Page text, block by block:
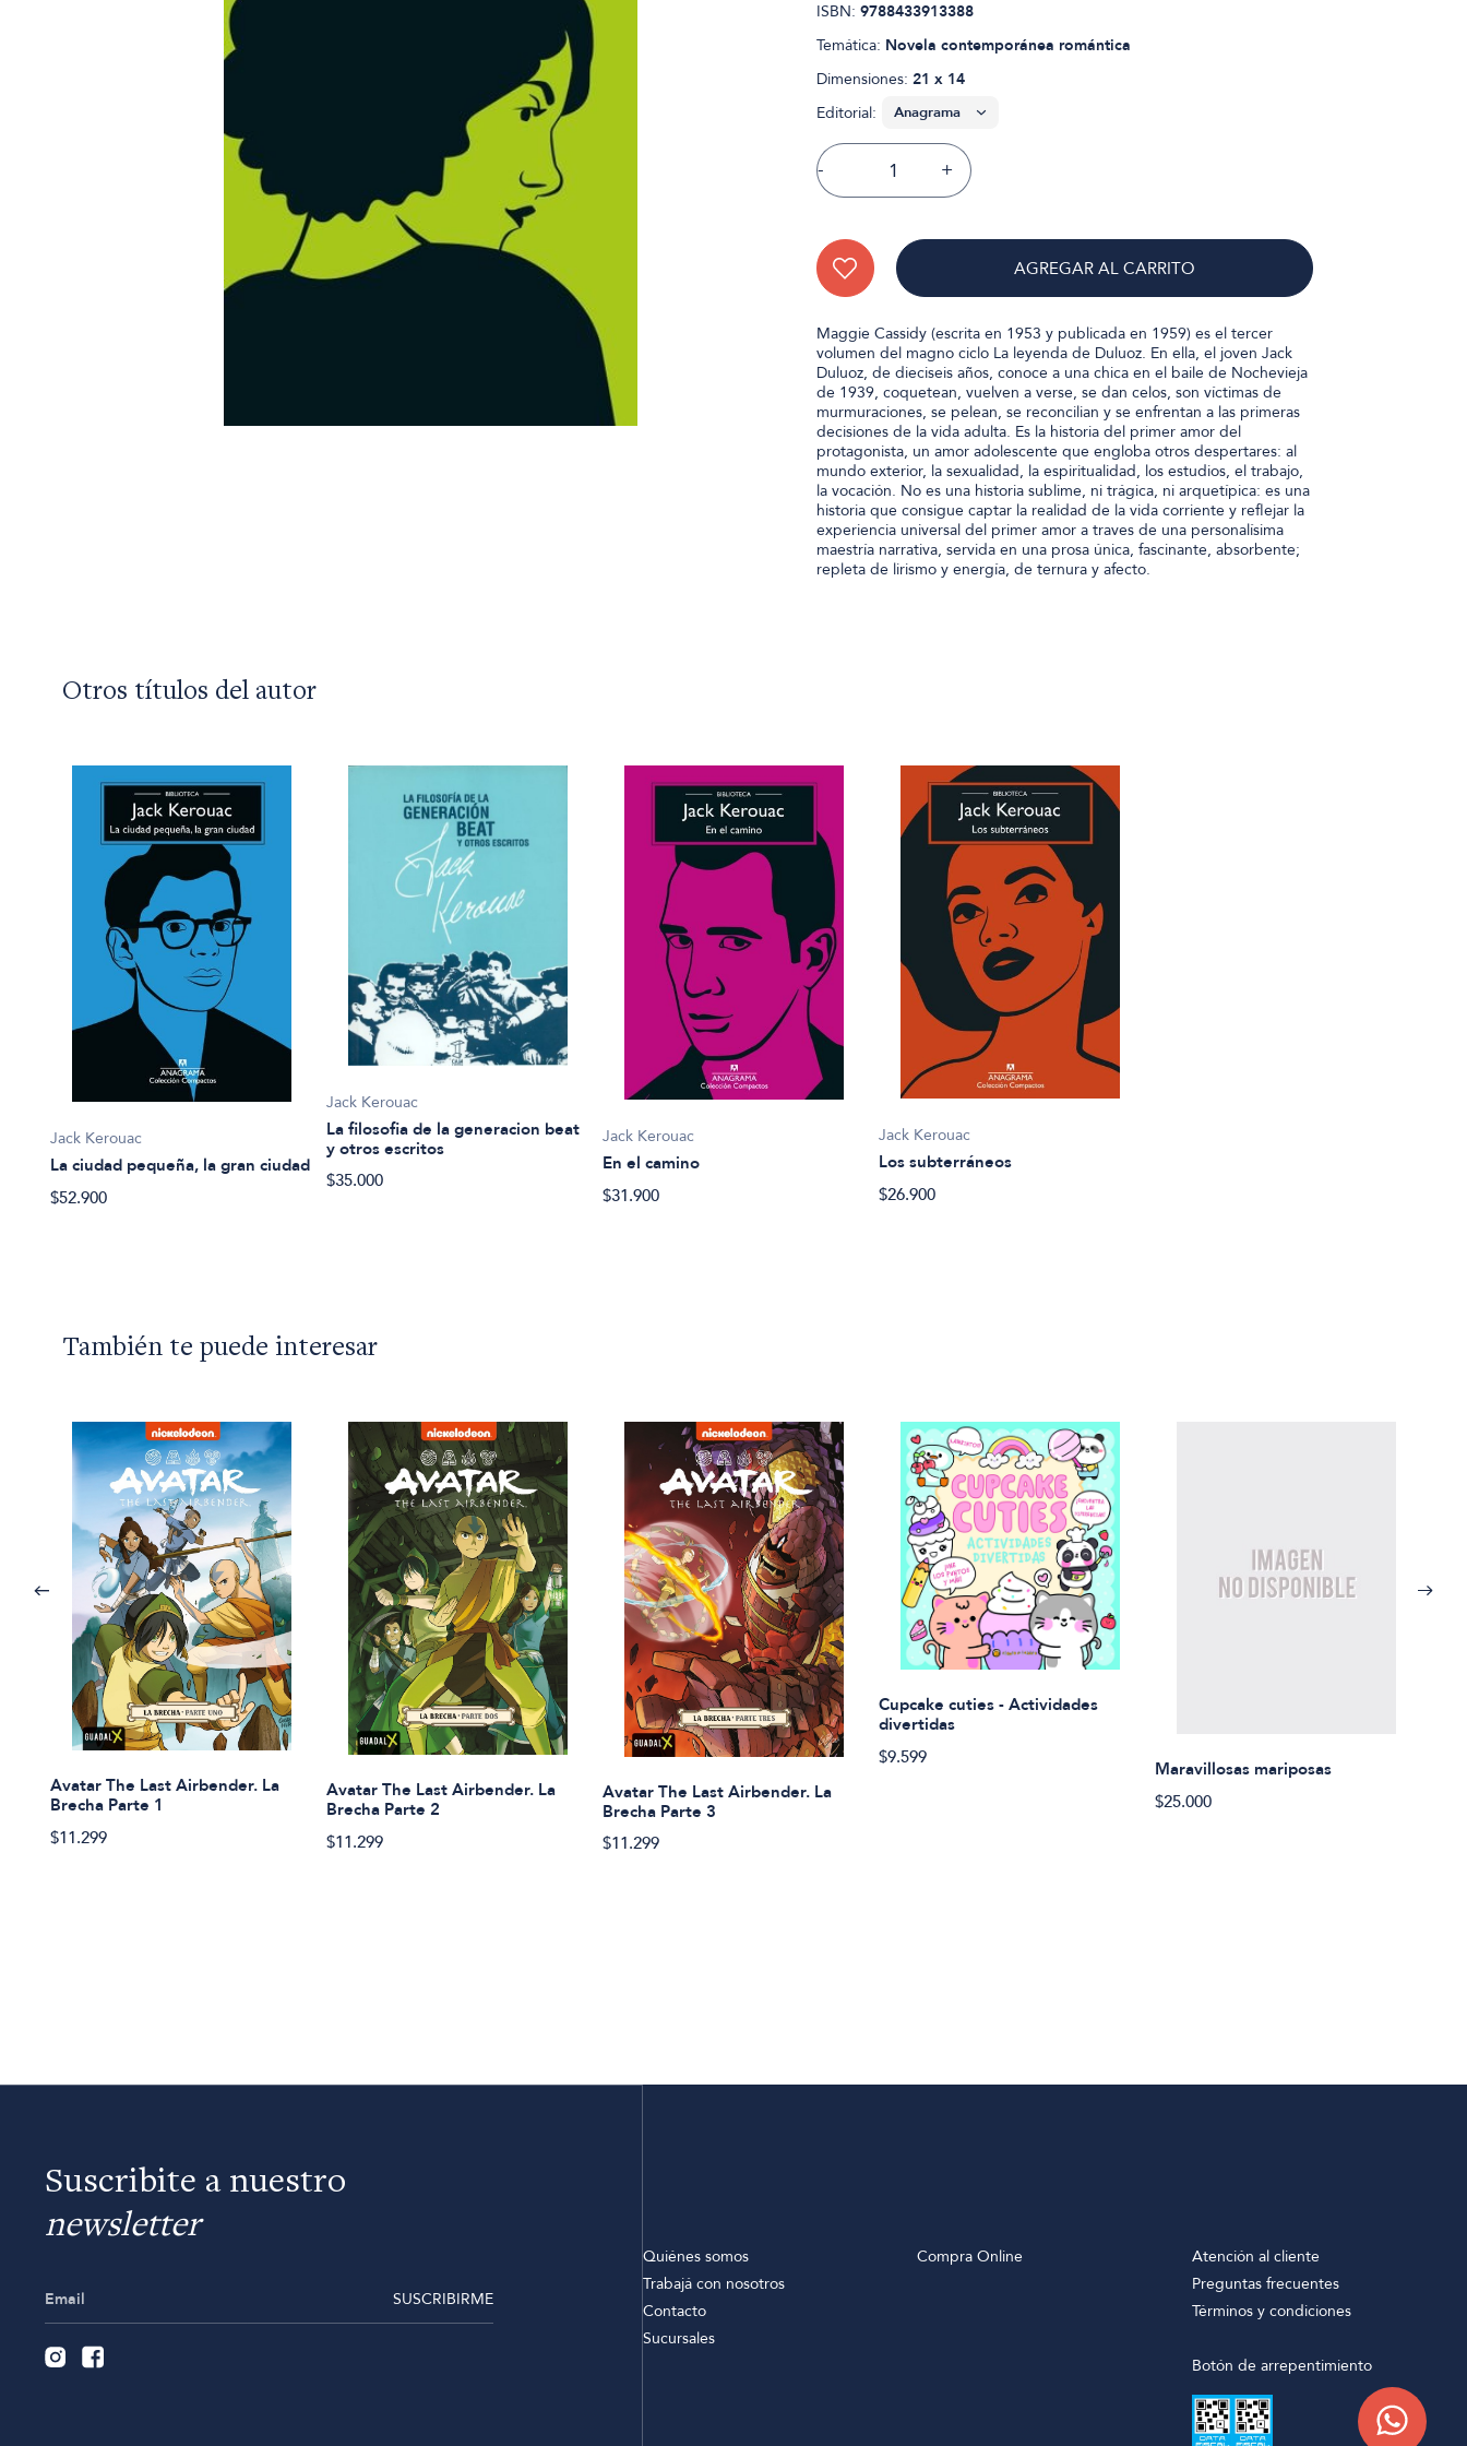
ISBN: 9788433913388
Temática: Novela contemporánea romántica
Dimensiones: 21 x 14
Editorial:
- +
AGREGAR AL CARRITO
Maggie Cassidy (escrita en 1953 y publicada en 1959) es el tercer
volumen del magno ciclo La leyenda de Duluoz. En ella, el joven Jack
Duluoz, de dieciseis años, conoce a una chica en el baile de Nochevieja
de 1939, coquetean, vuelven a verse, se dan celos, son víctimas de
murmuraciones, se pelean, se reconcilian y se enfrentan a las primeras
decisiones de la vida adulta. Es la historia del primer amor del
protagonista, un amor adolescente que engloba otros despertares: al
mundo exterior, la sexualidad, la espiritualidad, los estudios, el trabajo,
la vocación. No es una historia sublime, ni trágica, ni arquetípica: es una
historia que consigue captar la realidad de la vida corriente y reflejar la
experiencia universal del primer amor a traves de una personalísima
maestría narrativa, servida en una prosa única, fascinante, absorbente;
repleta de lirismo y energía, de ternura y afecto.
Otros títulos del autor
Jack Kerouac
La ciudad pequeña, la gran ciudad
$52.900
Jack Kerouac
La filosofia de la generacion beat
y otros escritos
$35.000
Jack Kerouac
En el camino
$31.900
Jack Kerouac
Los subterráneos
$26.900
También te puede interesar
Avatar The Last Airbender. La
Brecha Parte 1
$11.299
Avatar The Last Airbender. La
Brecha Parte 2
$11.299
Avatar The Last Airbender. La
Brecha Parte 3
$11.299
Cupcake cuties - Actividades
divertidas
$9.599
Maravillosas mariposas
$25.000
Suscribite a nuestro
newsletter
SUSCRIBIRME
Quiénes somos
Trabajá con nosotros
Contacto
Sucursales
Compra Online
Atención al cliente
Preguntas frecuentes
Términos y condiciones
Botón de arrepentimiento